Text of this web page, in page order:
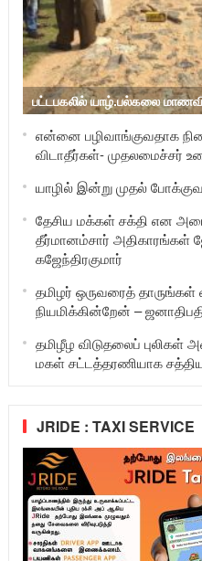
பட்டபகலில் யாழ்.பல்கலை
என்னை பழிவாங்குவதாக
விடாதீர்கள்- முதலமைச்சர்
யாழில் இன்று முதல்
தேசிய மக்கள் சக்தி என
தீர்மானம்சார் அதிகாரங்கள்
கஜேந்திரகுமார்
தமிழர் ஒருவரைத்
நியமிக்கின்றேன் –
தமிழீழ விடுதலைப் புலிகள்
மகள் சட்டத்தரணியாக
JRIDE : TAXI SERVICE